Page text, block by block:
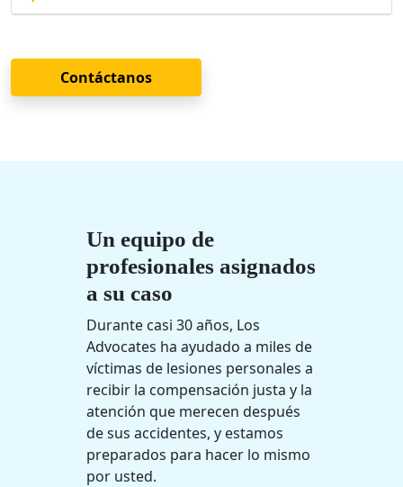
Contáctanos
Un equipo de
profesionales asignados
a su caso
Durante casi 30 años, Los
Advocates ha ayudado a miles de
víctimas de lesiones personales a
recibir la compensación justa y la
atención que merecen después
de sus accidentes, y estamos
preparados para hacer lo mismo
por usted.